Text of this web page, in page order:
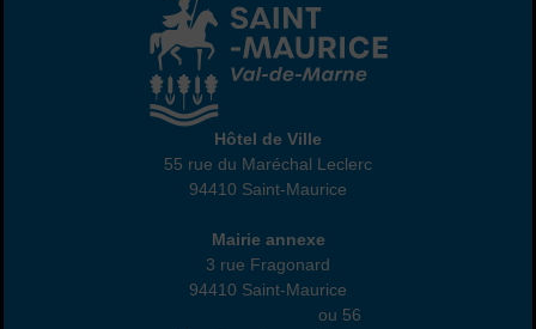
Hôtel de Ville
Hôtel de Ville
55 rue du Maréchal Leclerc
94410 Saint-Maurice
Annexe
Mairie annexe
3 rue Fragonard
94410 Saint-Maurice
ou 56